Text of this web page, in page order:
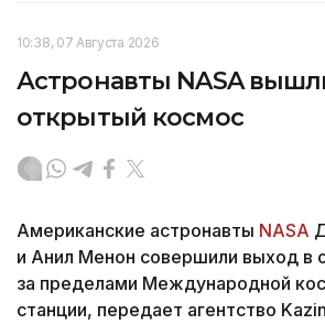
10:38, 07 Августа 2026
Астронавты NASA
открытый космос
Американские астронавты NASA
и Анил Менон совершили выход в
за пределами Международной
станции, передает агентство